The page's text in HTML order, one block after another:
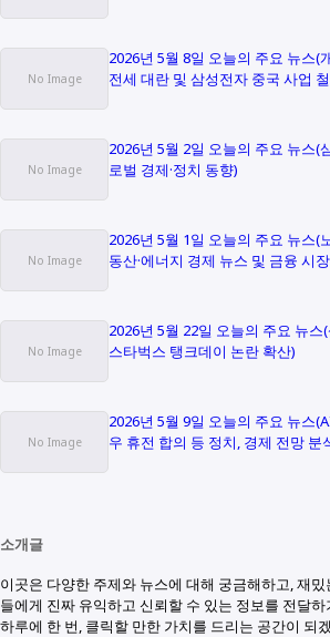
2026년 5월 8일 오늘의 주요 뉴스(
전세 대란 및 삼성전자 중국 사업
2026년 5월 2일 오늘의 주요 뉴스(
로벌 경제·정치 동향)
2026년 5월 1일 오늘의 주요 뉴스(
동산·에너지 경제 뉴스 및 금융 시
2026년 5월 22일 오늘의 주요 뉴
스타벅스 탱크데이 논란 확산)
2026년 5월 9일 오늘의 주요 뉴스
우 휴전 합의 등 정치, 경제 전망 분
소개글
이곳은 다양한 주제와 뉴스에 대해 궁금해하고, 재
들에게 진짜 유익하고 신뢰할 수 있는 정보를 전달
하루에 한 번, 클릭할 만한 가치를 드리는 공간이 되